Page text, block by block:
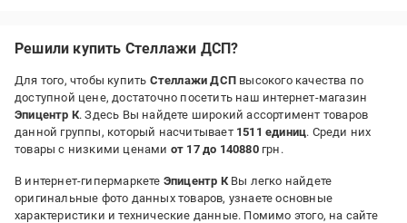
Решили купить Стеллажи ДСП?
Для того, чтобы купить Стеллажи ДСП высокого качества по
доступной цене, достаточно посетить наш интернет-магазин
Эпицентр К. Здесь Вы найдете широкий ассортимент товаров
данной группы, который насчитывает 1511 единиц. Среди них
товары с низкими ценами от 17 до 140880грн.
В интернет-гипермаркете Эпицентр КВы легко найдете
оригинальные фото данных товаров, узнаете основные
характеристики и технические данные. Помимо этого, на сайте